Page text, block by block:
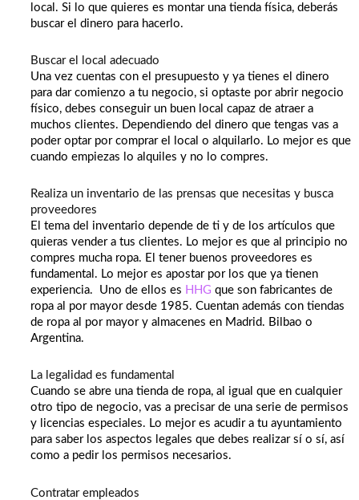
local. Si lo que quieres es montar una tienda física, deberás
buscar el dinero para hacerlo.
Buscar el local adecuado
Una vez cuentas con el presupuesto y ya tienes el dinero
para dar comienzo a tu negocio, si optaste por abrir negocio
físico, debes conseguir un buen local capaz de atraer a
muchos clientes. Dependiendo del dinero que tengas vas a
poder optar por comprar el local o alquilarlo. Lo mejor es que
cuando empiezas lo alquiles y no lo compres.
Realiza un inventario de las prensas que necesitas y busca
proveedores
El tema del inventario depende de ti y de los artículos que
quieras vender a tus clientes. Lo mejor es que al principio no
compres mucha ropa. El tener buenos proveedores es
fundamental. Lo mejor es apostar por los que ya tienen
experiencia. Uno de ellos es HHG que son fabricantes de
ropa al por mayor desde 1985. Cuentan además con tiendas
de ropa al por mayor y almacenes en Madrid. Bilbao o
Argentina.
La legalidad es fundamental
Cuando se abre una tienda de ropa, al igual que en cualquier
otro tipo de negocio, vas a precisar de una serie de permisos
y licencias especiales. Lo mejor es acudir a tu ayuntamiento
para saber los aspectos legales que debes realizar sí o sí, así
como a pedir los permisos necesarios.
Contratar empleados